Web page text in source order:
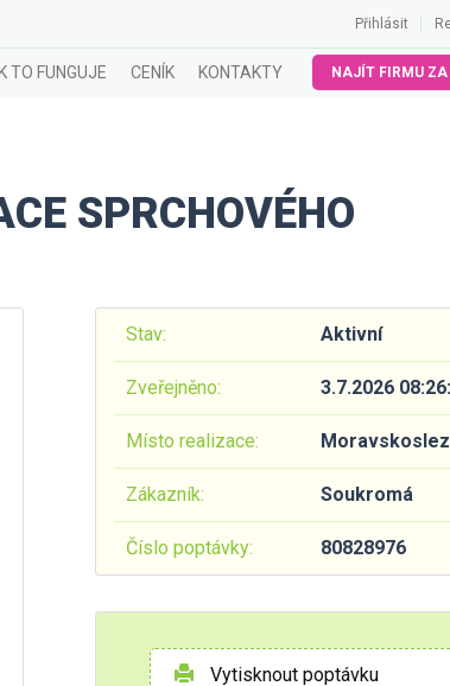
Přihlásit
TO FUNGUJE CENÍK KONTAKTY NAJÍT FIRMU ZA
SPRCHOVÉHO
Stav: Aktivní
Zveřejněno: 3.7.2026
Místo realizace:
Zákazník: Soukromá
Číslo poptávky: 80828976
Vytisknout poptávku